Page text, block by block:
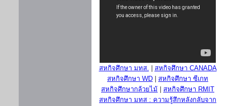
สหกิจศึกษา มทส.
สหกิจศึกษา CANADA
สหกิจศึกษา WD
สหกิจศึกษา ซีเกท
สหกิจศึกษากล้วยไม้
สหกิจศึกษา RMIT
สหกิจศึกษา มทส : ความรู้สึกหลังกลับจาก